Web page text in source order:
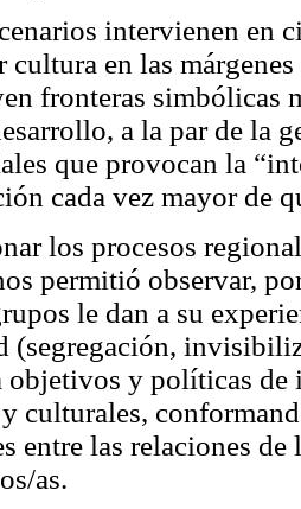
intervienen en
cultura en las
fronteras simbólicas
a la par de la
que provocan la
cada vez mayor de
los procesos
permitió observar,
le dan a su
(segregación,
objetivos y políticas de
culturales,
entre las relaciones
as.